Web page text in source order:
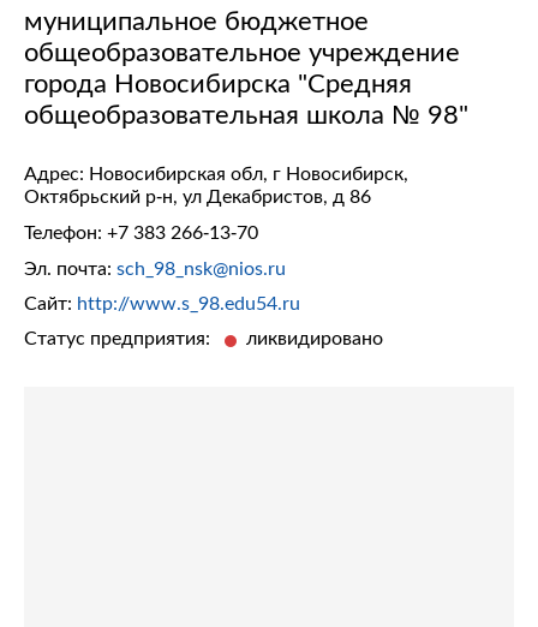
муниципальное бюджетное
общеобразовательное учреждение
города Новосибирска "Средняя
общеобразовательная школа № 98"
Адрес: Новосибирская обл, г Новосибирск,
Октябрьский р-н, ул Декабристов, д 86
Телефон: +7 383 266-13-70
Эл. почта: sch_98_nsk@nios.ru
Сайт: http://www.s_98.edu54.ru
Статус предприятия:
ликвидировано